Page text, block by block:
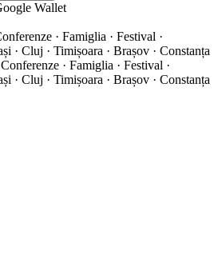
Wallet
· Famiglia · Festival ·
· Cluj · Timișoara · Brașov · Constanța
· Famiglia · Festival ·
· Cluj · Timișoara · Brașov · Constanța